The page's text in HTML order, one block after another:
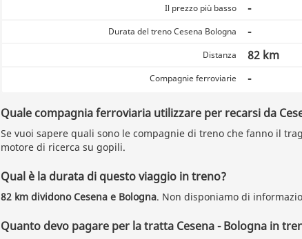
Il prezzo più basso -
Durata del treno Cesena Bologna -
Distanza 82 km
Compagnie ferroviarie -
Quale compagnia ferroviaria utilizzare per recarsi da
Se vuoi sapere quali sono le compagnie di treno che fanno il
motore di ricerca su gopili.
Qual è la durata di questo viaggio in treno?
82 km dividono Cesena e Bologna. Non disponiamo di
Quanto devo pagare per la tratta Cesena - Bologna in